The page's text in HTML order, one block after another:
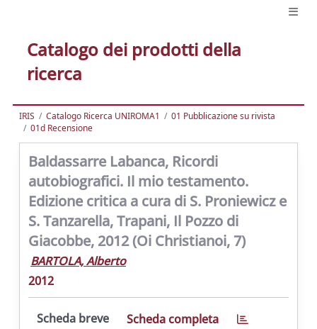
Catalogo dei prodotti della
ricerca
IRIS Catalogo Ricerca UNIROMA1
01 Pubblicazione su rivista
01d Recensione
Baldassarre Labanca, Ricordi
autobiografici. Il mio testamento.
Edizione critica a cura di S. Proniewicz e
S. Tanzarella, Trapani, Il Pozzo di
Giacobbe, 2012 (Oi Christianoi, 7)
BARTOLA, Alberto
2012
Scheda breve Scheda completa